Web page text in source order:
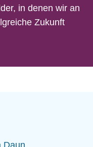
in denen wir an
Zukunft
Daun